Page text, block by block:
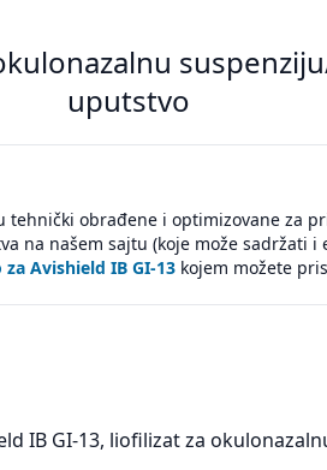
uputstvo
obrađene i optimizovane za
na našem sajtu (koje može sadržati i
Avishield IB GI-13kojem možete
IB GI-13, liofilizat za